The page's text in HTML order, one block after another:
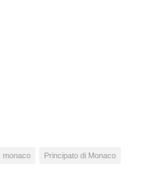
monaco Principato di Monaco